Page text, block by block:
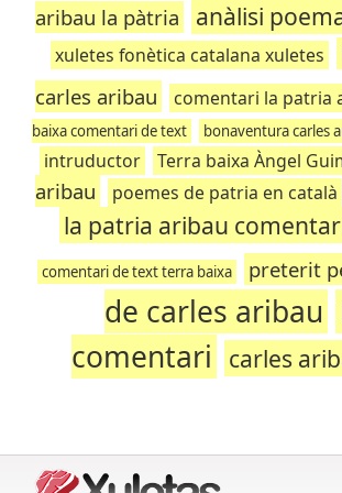
aribau la pàtria
anàlisi
xuletes fonètica catalana xuletes
carles aribau
comentari la patria
baixa comentari de text
bonaventura carles
intruductor
Terra baixa Àngel
aribau
poemes de patria en català
la patria aribau
comentari de text terra baixa preterit
de carles aribau
comentari
carles